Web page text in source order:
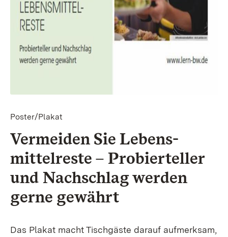
Poster/Plakat
Vermeiden Sie Lebens­
mittel­reste – Probier­teller
und Nach­schlag werden
gerne gewährt
Das Plakat macht Tischgäste darauf aufmerksam,